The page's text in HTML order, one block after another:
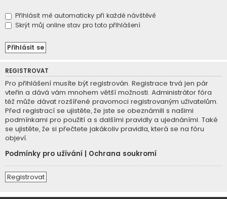
Přihlásit mě automaticky při každé návštěvě
Skrýt můj online stav pro toto přihlášení
REGISTROVAT
Pro přihlášení musíte být registrován. Registrace trvá jen pár
vteřin a dává vám mnohem větší možnosti. Administrátor fóra
též může dávat rozšířené pravomoci registrovaným uživatelům.
Před registrací se ujistěte, že jste se obeznámili s našimi
podmínkami pro použití a s dalšími pravidly a ujednáními. Také
se ujistěte, že si přečtete jakákoliv pravidla, která se na fóru
objeví.
Podmínky pro užívání
Ochrana soukromí
Registrovat